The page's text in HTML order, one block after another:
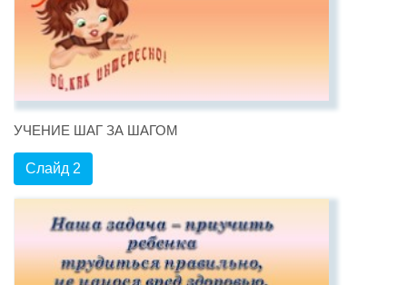
УЧЕНИЕ ШАГ ЗА ШАГОМ
Слайд 2